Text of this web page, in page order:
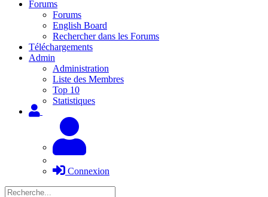
Forums
Forums
English Board
Rechercher dans les Forums
Téléchargements
Admin
Administration
Liste des Membres
Top 10
Statistiques
Connexion